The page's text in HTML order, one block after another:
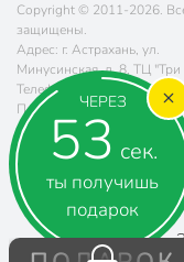
ЧЕРЕЗ
53 сек.
ты получишь
подарок
Copyright © 2011-2026.
защищены.
Адрес: г. Астрахань, ул.
Минусинская, д. 8, ТЦ "Три
Телефон:
8 (800) 770-77-
Почта:
sales@poryadok.ru
8